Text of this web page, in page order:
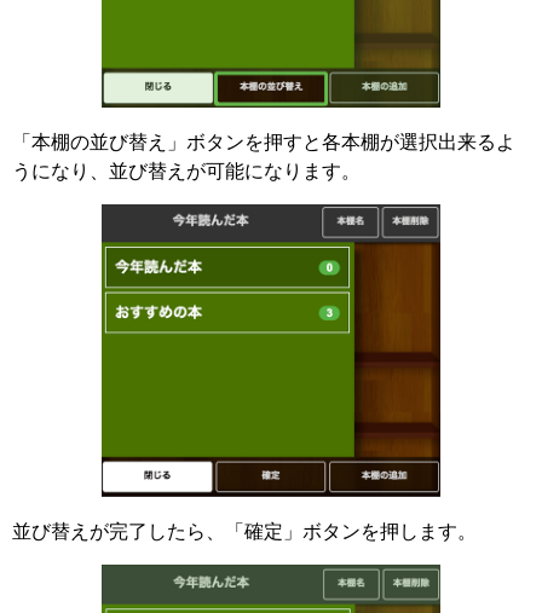
「本棚の並び替え」ボタンを押すと各本棚が選択出来るよ
うになり、並び替えが可能になります。
並び替えが完了したら、「確定」ボタンを押します。